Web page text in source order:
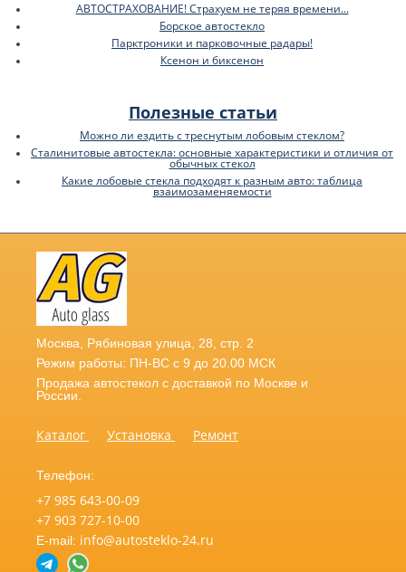
АВТОСТРАХОВАНИЕ! Страхуем не теряя времени...
Борское автостекло
Парктроники и парковочные радары!
Ксенон и биксенон
Полезные статьи
Можно ли ездить с треснутым лобовым стеклом?
Сталинитовые автостекла: основные характеристики и отличия от
обычных стекол
Какие лобовые стекла подходят к разным авто: таблица
взаимозаменяемости
Москва, Рябиновая улица, 28, стр. 2
Режим работы: ПН-ВС с 9 до 20.00 МСК
Продажа автостекол с доставкой по Москве и
России.
Каталог Установка Ремонт
Телефон:
+7 985 643-00-09
+7 903 727-10-00
E-mail: info@autosteklo-24.ru